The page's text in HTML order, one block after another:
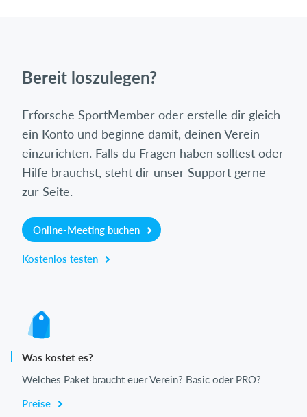
Bereit loszulegen?
Erforsche SportMember oder erstelle dir gleich
ein Konto und beginne damit, deinen Verein
einzurichten. Falls du Fragen haben solltest oder
Hilfe brauchst, steht dir unser Support gerne
zur Seite.
Online-Meeting buchen
Kostenlos testen
Was kostet es?
Welches Paket braucht euer Verein? Basic oder PRO?
Preise